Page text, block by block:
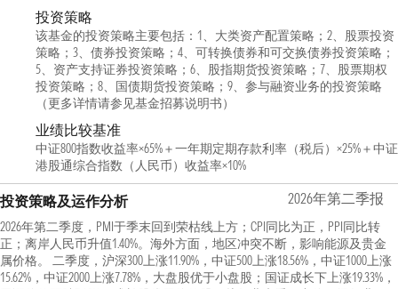
投资策略
该基金的投资策略主要包括：1、大类资产配置策略；2、股票投资
策略；3、债券投资策略；4、可转换债券和可交换债券投资策略；
5、资产支持证券投资策略；6、股指期货投资策略；7、股票期权
投资策略；8、国债期货投资策略；9、参与融资业务的投资策略
（更多详情请参见基金招募说明书）
业绩比较基准
中证800指数收益率×65%＋一年期定期存款利率（税后）×25%＋中证
港股通综合指数（人民币）收益率×10%
投资策略及运作分析 2026年第二季报
2026年第二季度，PMI于季末回到荣枯线上方；CPI同比为正，PPI同比转
正；离岸人民币升值1.40%。海外方面，地区冲突不断，影响能源及贵金
属价格。 二季度，沪深300上涨11.90%，中证500上涨18.56%，中证1000上涨
15.62%，中证2000上涨7.78%，大盘股优于小盘股；国证成长下上涨19.33%，